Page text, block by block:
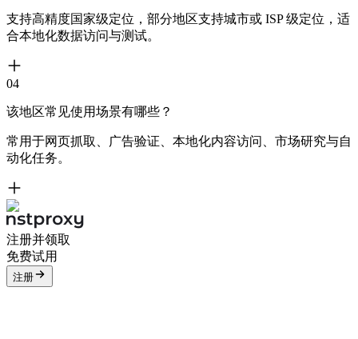
支持高精度国家级定位，部分地区支持城市或 ISP 级定位，适
合本地化数据访问与测试。
04
该地区常见使用场景有哪些？
常用于网页抓取、广告验证、本地化内容访问、市场研究与自
动化任务。
注册并领取
免费试用
注册